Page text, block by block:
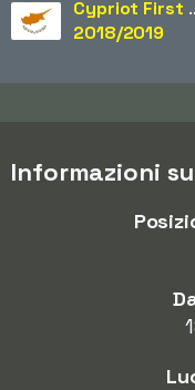
Cypriot First Division
2018/2019
Informazioni